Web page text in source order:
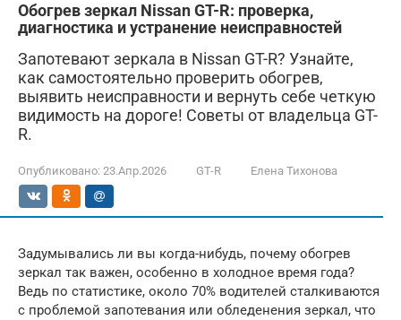
Обогрев зеркал Nissan GT-R: проверка,
диагностика и устранение неисправностей
Запотевают зеркала в Nissan GT-R? Узнайте,
как самостоятельно проверить обогрев,
выявить неисправности и вернуть себе четкую
видимость на дороге! Советы от владельца GT-
R.
Опубликовано: 23.Апр.2026 GT-R Елена Тихонова
Задумывались ли вы когда-нибудь, почему обогрев
зеркал так важен, особенно в холодное время года?
Ведь по статистике, около 70% водителей сталкиваются
с проблемой запотевания или обледенения зеркал, что